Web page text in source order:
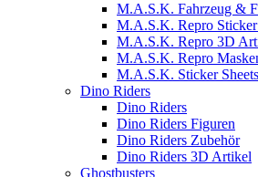
M.A.S.K. Fahrzeug &
M.A.S.K. Repro Sticker
M.A.S.K. Repro 3D
M.A.S.K. Repro
M.A.S.K. Sticker Sheets
Dino Riders
Dino Riders
Dino Riders Figuren
Dino Riders Zubehör
Dino Riders 3D Artikel
Ghostbusters